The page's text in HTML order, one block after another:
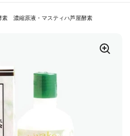
素 濃縮原液・マスティハ芦屋酵素